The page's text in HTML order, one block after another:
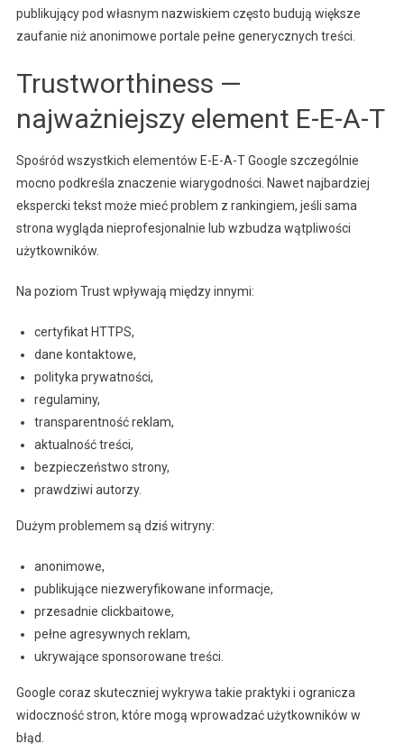
publikujący pod własnym nazwiskiem często budują większe
zaufanie niż anonimowe portale pełne generycznych treści.
Trustworthiness —
najważniejszy element E-E-A-T
Spośród wszystkich elementów E-E-A-T Google szczególnie
mocno podkreśla znaczenie wiarygodności. Nawet najbardziej
ekspercki tekst może mieć problem z rankingiem, jeśli sama
strona wygląda nieprofesjonalnie lub wzbudza wątpliwości
użytkowników.
Na poziom Trust wpływają między innymi:
certyfikat HTTPS,
dane kontaktowe,
polityka prywatności,
regulaminy,
transparentność reklam,
aktualność treści,
bezpieczeństwo strony,
prawdziwi autorzy.
Dużym problemem są dziś witryny:
anonimowe,
publikujące niezweryfikowane informacje,
przesadnie clickbaitowe,
pełne agresywnych reklam,
ukrywające sponsorowane treści.
Google coraz skuteczniej wykrywa takie praktyki i ogranicza
widoczność stron, które mogą wprowadzać użytkowników w
błąd.